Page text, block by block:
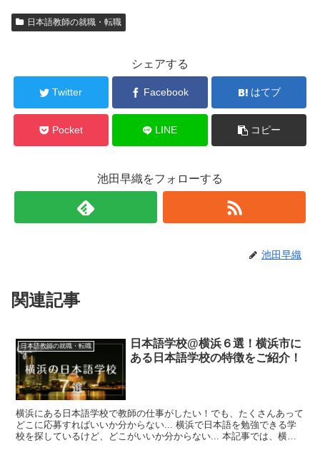
日本語教師の就職・転職
シェアする
Twitter Facebook はてブ
Pocket LINE コピー
池田早織をフォローする
池田早織
関連記事
日本語教師の就職・転職
日本語学校@横浜６選！横浜市に
ある日本語学校の特徴をご紹介！
横浜にある日本語学校で教師の仕事がしたい！でも、たくさんあって
どこに応募すればいいか分からない... 横浜で日本語を勉強できる学
校を探しているけど、どこがいいか分からない... 本記事では、横浜